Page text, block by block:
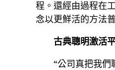
程。還經由過程在
念以更鮮活的方法
古典聰明激活
“公司真把我